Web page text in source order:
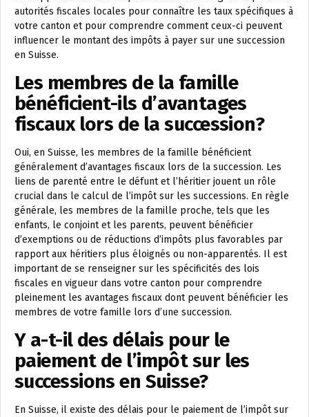
autorités fiscales locales pour connaître les taux spécifiques à
votre canton et pour comprendre comment ceux-ci peuvent
influencer le montant des impôts à payer sur une succession
en Suisse.
Les membres de la famille
bénéficient-ils d’avantages
fiscaux lors de la succession?
Oui, en Suisse, les membres de la famille bénéficient
généralement d’avantages fiscaux lors de la succession. Les
liens de parenté entre le défunt et l’héritier jouent un rôle
crucial dans le calcul de l’impôt sur les successions. En règle
générale, les membres de la famille proche, tels que les
enfants, le conjoint et les parents, peuvent bénéficier
d’exemptions ou de réductions d’impôts plus favorables par
rapport aux héritiers plus éloignés ou non-apparentés. Il est
important de se renseigner sur les spécificités des lois
fiscales en vigueur dans votre canton pour comprendre
pleinement les avantages fiscaux dont peuvent bénéficier les
membres de votre famille lors d’une succession.
Y a-t-il des délais pour le
paiement de l’impôt sur les
successions en Suisse?
En Suisse, il existe des délais pour le paiement de l’impôt sur